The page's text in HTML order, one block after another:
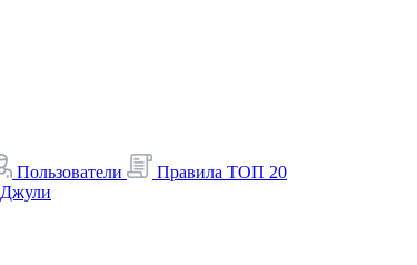
Пользователи Правила ТОП 20
Джули